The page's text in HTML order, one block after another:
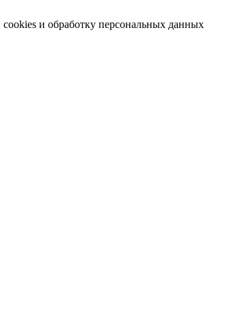
cookies и обработку персональных данных